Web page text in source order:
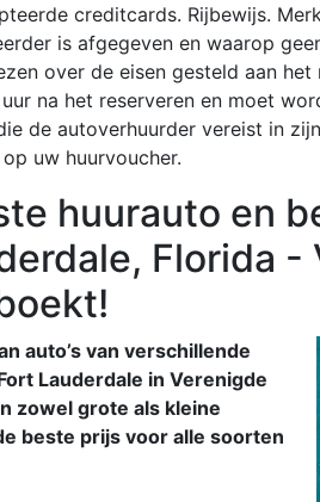
creditcards. Rijbewijs.
is afgegeven en waarop
over de eisen gesteld aan
na het reserveren en moet
de autoverhuurder vereist in
uw huurvoucher.
huurauto en
Florida -
auto’s van verschillende
Lauderdale in Verenigde
zowel grote als kleine
beste prijs voor alle soorten